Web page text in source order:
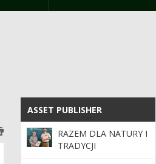
ASSET PUBLISHER
ASSET PUBLISHER
RAZEM DLA NATURY I
TRADYCJI